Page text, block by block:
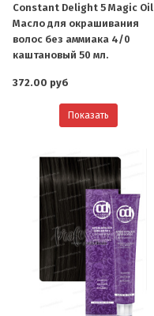
Constant Delight 5 Magic Oil
Масло для окрашивания
волос без аммиака 4/0
каштановый 50 мл.
372.00 руб
Показать